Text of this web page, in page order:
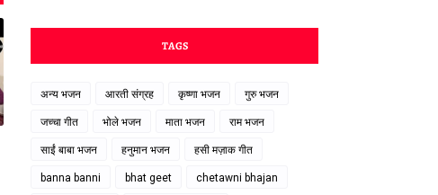
TAGS
अन्य भजन आरती संग्रह कृष्णा भजन गुरु भजन
जच्चा गीत भोले भजन माता भजन राम भजन
साईं बाबा भजन हनुमान भजन हसी मज़ाक गीत
banna banni bhat geet chetawni bhajan